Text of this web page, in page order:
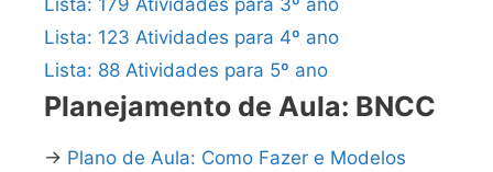
Lista: 179 Atividades para 3º ano
Lista: 123 Atividades para 4º ano
Lista: 88 Atividades para 5º ano
Planejamento de Aula: BNCC
→ Plano de Aula: Como Fazer e Modelos